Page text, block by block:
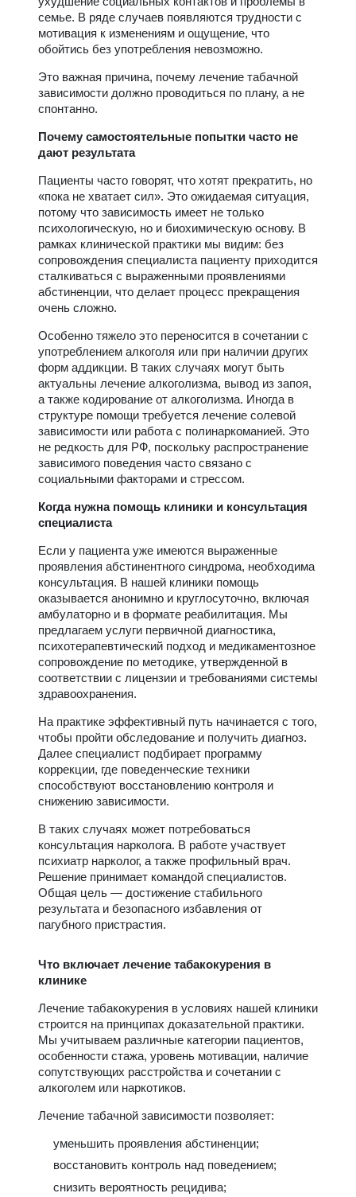
семье. В ряде случаев появляются трудности с
мотивация к изменениям и ощущение, что
обойтись без употребления невозможно.
Это важная причина, почему лечение табачной
зависимости должно проводиться по плану, а не
спонтанно.
Почему самостоятельные попытки часто не
дают результата
Пациенты часто говорят, что хотят прекратить, но
«пока не хватает сил». Это ожидаемая ситуация,
потому что зависимость имеет не только
психологическую, но и биохимическую основу. В
рамках клинической практики мы видим: без
сопровождения специалиста пациенту приходится
сталкиваться с выраженными проявлениями
абстиненции, что делает процесс прекращения
очень сложно.
Особенно тяжело это переносится в сочетании с
употреблением алкоголя или при наличии других
форм аддикции. В таких случаях могут быть
актуальны лечение алкоголизма, вывод из запоя,
а также кодирование от алкоголизма. Иногда в
структуре помощи требуется лечение солевой
зависимости или работа с полинаркоманией. Это
не редкость для РФ, поскольку распространение
зависимого поведения часто связано с
социальными факторами и стрессом.
Когда нужна помощь клиники и консультация
специалиста
Если у пациента уже имеются выраженные
проявления абстинентного синдрома, необходима
консультация. В нашей клиники помощь
оказывается анонимно и круглосуточно, включая
амбулаторно и в формате реабилитация. Мы
предлагаем услуги первичной диагностика,
психотерапевтический подход и медикаментозное
сопровождение по методике, утвержденной в
соответствии с лицензии и требованиями системы
здравоохранения.
На практике эффективный путь начинается с того,
чтобы пройти обследование и получить диагноз.
Далее специалист подбирает программу
коррекции, где поведенческие техники
способствуют восстановлению контроля и
снижению зависимости.
В таких случаях может потребоваться
консультация нарколога. В работе участвует
психиатр нарколог, а также профильный врач.
Решение принимает командой специалистов.
Общая цель — достижение стабильного
результата и безопасного избавления от
пагубного пристрастия.
Что включает лечение табакокурения в
клинике
Лечение табакокурения в условиях нашей клиники
строится на принципах доказательной практики.
Мы учитываем различные категории пациентов,
особенности стажа, уровень мотивации, наличие
сопутствующих расстройства и сочетании с
алкоголем или наркотиков.
Лечение табачной зависимости позволяет:
уменьшить проявления абстиненции;
восстановить контроль над поведением;
снизить вероятность рецидива;